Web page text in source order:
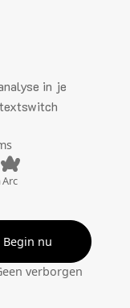
in je
Arc
Begin nu
verborgen